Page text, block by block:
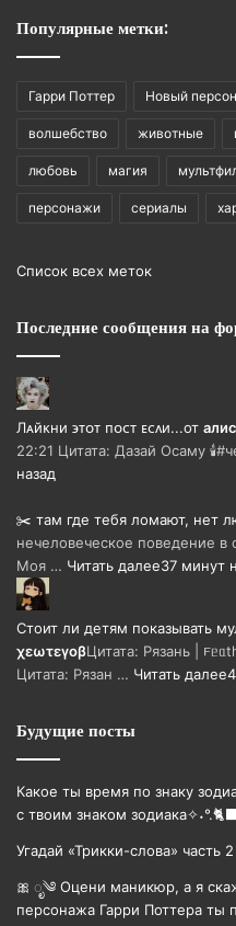
Популярные метки:
Гарри Поттер Новый
волшебство животные
любовь магия
персонажи сериалы
Список всех меток
Последние сообщения на
Лᴀйᴋни ϶ᴛᴏᴛ ᴨᴏᴄᴛ ᴇᴄᴧи...от
22:21 Цитата: Дазай Осаму
назад
✂️ там где тебя ломают, нет
нечеловеческое поведение
Моя … Читать далее37 минут
Стоит ли детям показывать
χεωτεγοβЦитата: Рязань |
Цитата: Рязан … Читать далее
Будущие посты
Какое ты время по знаку
с твоим знаком зодиака✧˖°.🐈‍⬛
Угадай «Трикки-слова» часть 2
🎀 ೃ༄ Оцени маникюр, а я
персонажа Гарри Поттера ты